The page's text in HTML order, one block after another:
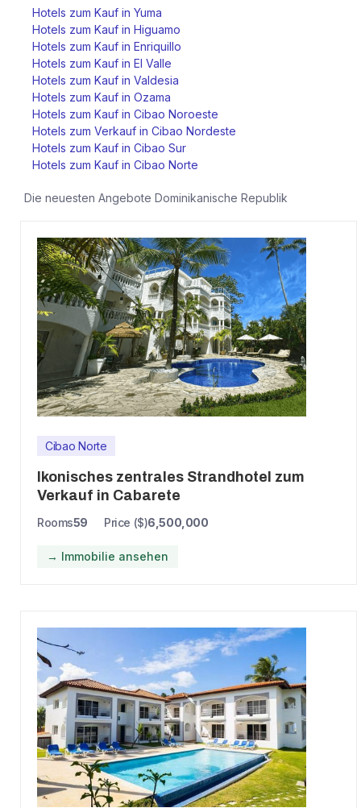
Hotels zum Kauf in Yuma
Hotels zum Kauf in Higuamo
Hotels zum Kauf in Enriquillo
Hotels zum Kauf in El Valle
Hotels zum Kauf in Valdesia
Hotels zum Kauf in Ozama
Hotels zum Kauf in Cibao Noroeste
Hotels zum Verkauf in Cibao Nordeste
Hotels zum Kauf in Cibao Sur
Hotels zum Kauf in Cibao Norte
Die neuesten Angebote Dominikanische Republik
Cibao Norte
Ikonisches zentrales Strandhotel zum
Verkauf in Cabarete
Rooms59 Price ($)6,500,000
→ Immobilie ansehen